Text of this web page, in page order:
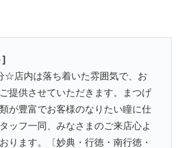
]
☆店内は落ち着いた雰囲気で、お
提供させていただきます。まつげ
が豊富でお客様のなりたい瞳に仕
ッフ一同、みなさまのご来店心よ
ります。〔妙典・行徳・南行徳・